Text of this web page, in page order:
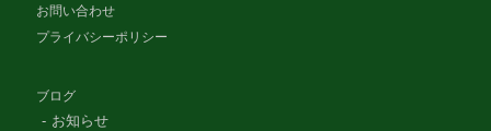
お問い合わせ
プライバシーポリシー
ブログ
お知らせ